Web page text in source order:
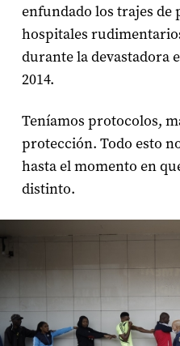
enfundado los trajes
hospitales
durante la devastadora
2014.
Teníamos protocolos,
protección. Todo esto
hasta el momento en
distinto.